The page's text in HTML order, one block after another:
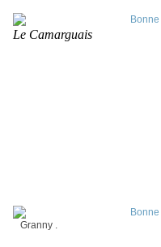
Le Camarguais
Granny .